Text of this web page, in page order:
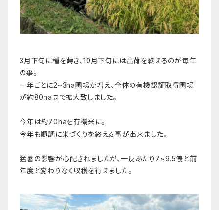
3月下旬に種を蒔き、10月下旬には出荷を終えるのが毎年
の事。
一年ごとに2~3ha圃場が増え、全体の有機認証取得圃場
が約80haまで拡大致しました。
今年は約70haを有機米に。
今年も順調に米づくりを終える事が出来ました。
猛暑の影響が心配されましたが、一反あたり7~9.5俵と前
年度と変わりなく収穫を行えました。